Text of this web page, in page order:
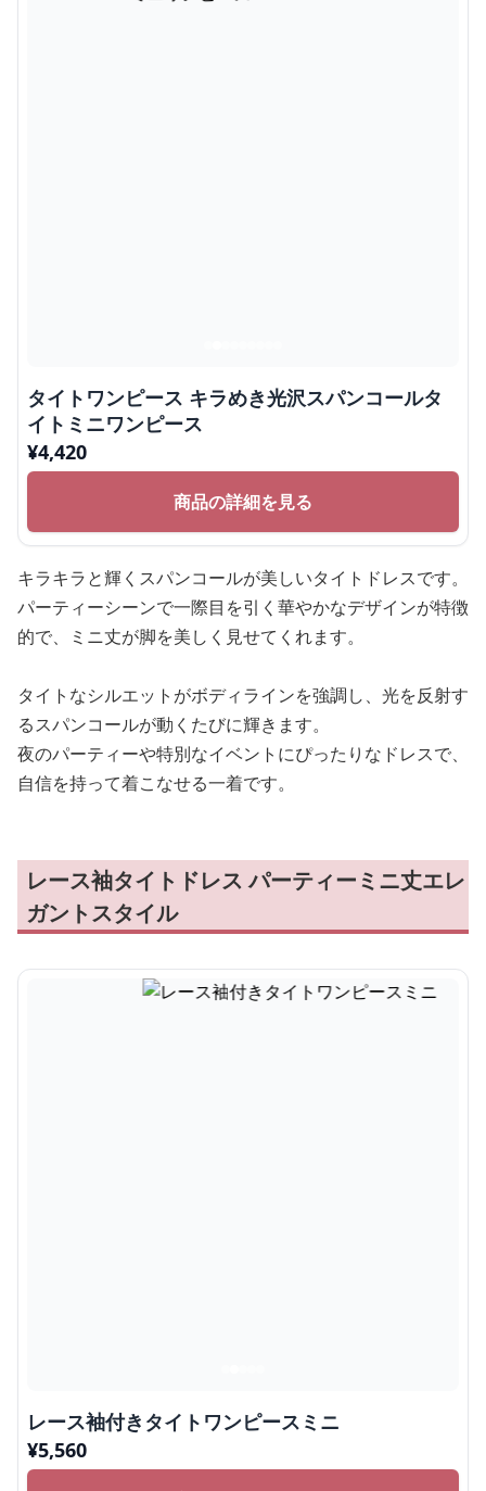
タイトワンピース キラめき光沢スパンコールタ
イトミニワンピース
¥4,420
商品の詳細を見る
キラキラと輝くスパンコールが美しいタイトドレスです。
パーティーシーンで一際目を引く華やかなデザインが特徴
的で、ミニ丈が脚を美しく見せてくれます。
タイトなシルエットがボディラインを強調し、光を反射す
るスパンコールが動くたびに輝きます。
夜のパーティーや特別なイベントにぴったりなドレスで、
自信を持って着こなせる一着です。
レース袖タイトドレス パーティーミニ丈エレ
ガントスタイル
レース袖付きタイトワンピースミニ
¥5,560